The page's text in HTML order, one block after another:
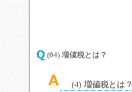
(04) 増値税とは？
(4) 増値税とは？